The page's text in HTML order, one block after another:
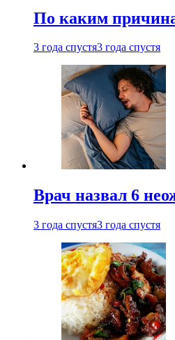
По каким
3 года спустя3 года спустя
Врач назвал 6
3 года спустя3 года спустя